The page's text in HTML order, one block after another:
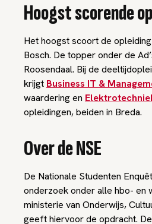
Hoogst scorende
Het hoogst scoort de opleiding
Bosch. De topper onder de
Roosendaal. Bij de
krijgt Business IT &
waardering en
opleidingen, beiden in Breda.
Over de NSE
De Nationale Studenten
onderzoek onder alle hbo- en
ministerie van Onderwijs,
geeft hiervoor de opdracht.